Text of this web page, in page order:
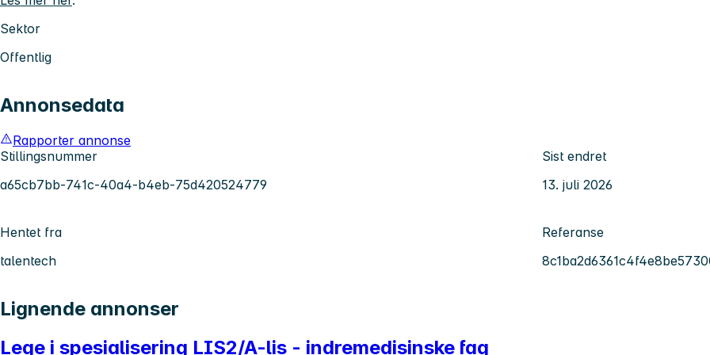
Sektor
Offentlig
Annonsedata
Rapporter annonse
Stillingsnummer
a65cb7bb-741c-40a4-b4eb-75d420524779
Sist endret
13. juli 2026
Hentet fra
talentech
Referanse
Lignende annonser
Lege i spesialisering LIS2/A-lis - indremedisinske fag